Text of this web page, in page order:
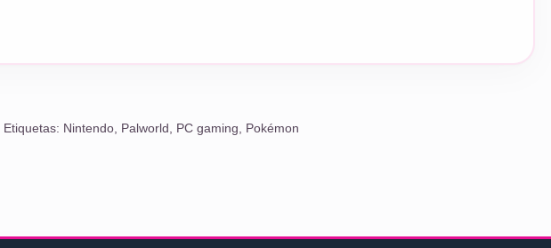
Etiquetas: Nintendo, Palworld PC gaming Pokémon